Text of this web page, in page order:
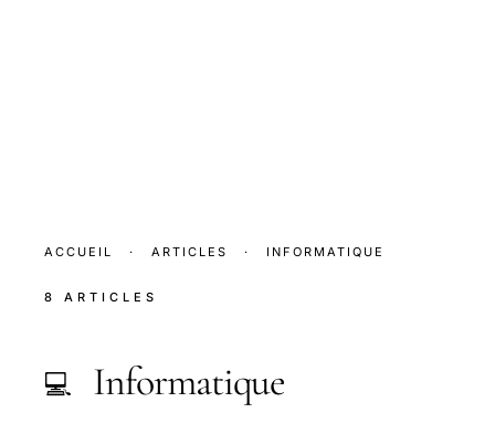
ACCUEIL · ARTICLES · INFORMATIQUE
8 ARTICLES
💻 Informatique